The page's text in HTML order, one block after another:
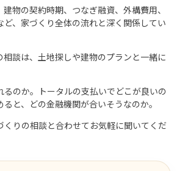
物の契約時期、つなぎ融資、外構費用、
ど、家づくり全体の流れと深く関係してい
相談は、土地探しや建物のプランと一緒に
るのか。トータルの支払いでどこが良いの
と、どの金融機関が合いそうなのか。
くりの相談と合わせてお気軽に聞いてくだ